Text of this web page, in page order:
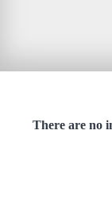
There are no